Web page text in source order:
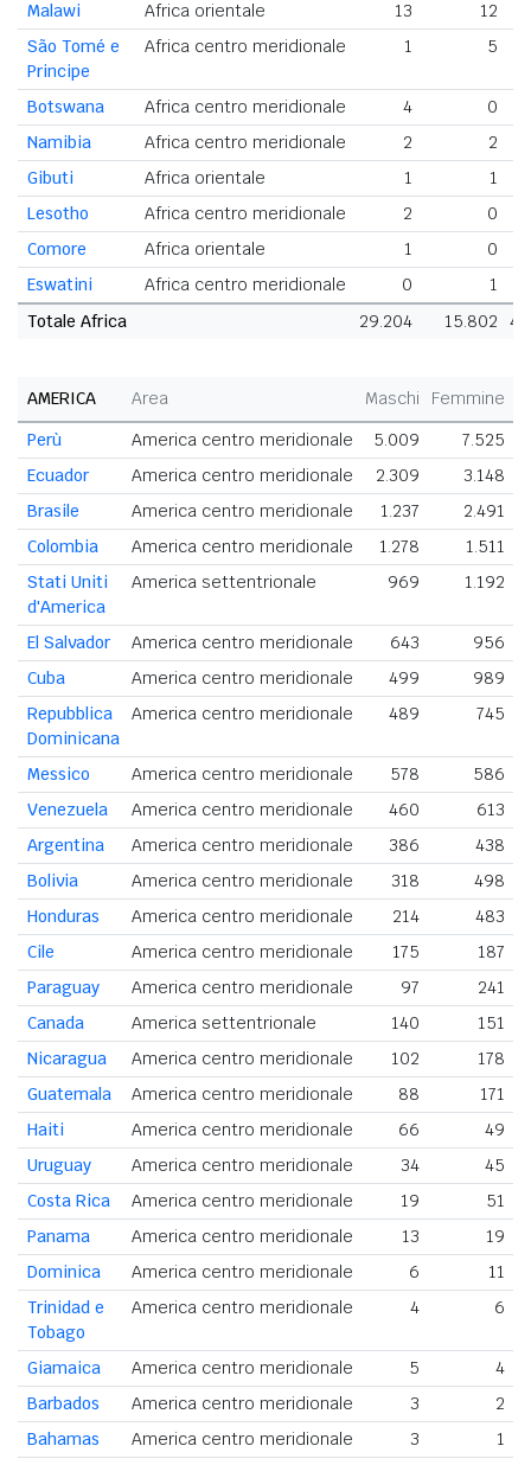
Malawi
Africa orientale 13
12
São Tomé e
Principe
Africa centro meridionale 1 5
Botswana Africa centro meridionale 4
0
Namibia
Africa centro meridionale 2
2
Gibuti
Africa orientale 1
1
Lesotho
Africa centro meridionale 2
0
Comore
Africa orientale 1
0
Eswatini
Africa centro meridionale 0
1
Totale Africa
29.204 15.802
AMERICA Area Maschi Femmine
Perù
America centro meridionale 5.009 7.525
Ecuador
America centro meridionale 2.309 3.148
Brasile
America centro meridionale 1.237 2.491
Colombia
America centro meridionale 1.278 1.511
Stati Uniti
d'America
America settentrionale 969 1.192
El Salvador America centro meridionale 643 956
Cuba
America centro meridionale 499 989
Repubblica
Dominicana
America centro meridionale 489 745
Messico America centro meridionale 578 586
Venezuela
America centro meridionale 460 613
Argentina
America centro meridionale 386
438
Bolivia
America centro meridionale 318
498
Honduras
America centro meridionale 214
483
Cile
America centro meridionale 175
187
Paraguay
America centro meridionale 97
241
Canada
America settentrionale 140
151
Nicaragua
America centro meridionale 102
178
Guatemala
America centro meridionale 88
171
Haiti
America centro meridionale 66
49
Uruguay
America centro meridionale 34
45
Costa Rica
America centro meridionale 19
51
Panama
America centro meridionale 13
19
Dominica
America centro meridionale 6
11
Trinidad e
Tobago
America centro meridionale 4 6
Giamaica America centro meridionale 5
4
Barbados
America centro meridionale 3
2
Bahamas
America centro meridionale 3
1